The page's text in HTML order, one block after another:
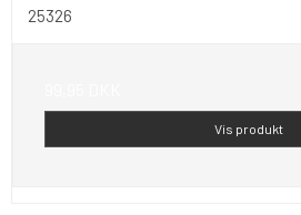
25326
Vis produkt